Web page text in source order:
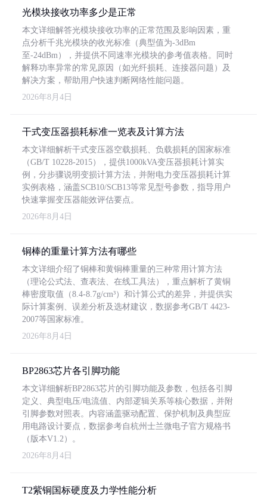
光模块接收功率多少是正常
本文详细解答光模块接收功率的正常范围及影响因素，重
点分析千兆光模块的收光标准（典型值为-3dBm
至-24dBm），并提供不同速率光模块的参考值表格。同时
解释功率异常的常见原因（如光纤损耗、连接器问题）及
解决方案，帮助用户快速判断网络性能问题。
2026年8月4日
干式变压器损耗标准一览表及计算方法
本文详细解析干式变压器空载损耗、负载损耗的国家标准
（GB/T 10228-2015），提供1000kVA变压器损耗计算实
例，分步骤说明变损计算方法，并附电力变压器损耗计算
实例表格，涵盖SCB10/SCB13等常见型号参数，指导用户
快速掌握变压器能效评估要点。
2026年8月4日
铜棒的重量计算方法有哪些
本文详细介绍了铜棒和黄铜棒重量的三种常用计算方法
（理论公式法、查表法、在线工具法），重点解析了黄铜
棒密度取值（8.4-8.7g/cm³）和计算公式的差异，并提供实
际计算案例、误差分析及选材建议，数据参考GB/T 4423-
2007等国家标准。
2026年8月4日
BP2863芯片各引脚功能
本文详细解析BP2863芯片的引脚功能及参数，包括各引脚
定义、典型电压/电流值、内部逻辑关系等核心数据，并附
引脚参数对照表。内容涵盖驱动配置、保护机制及典型应
用电路设计要点，数据参考自杭州士兰微电子官方规格书
（版本V1.2）。
2026年8月4日
T2紫铜国标硬度及力学性能分析